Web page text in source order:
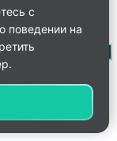
с
поведении на